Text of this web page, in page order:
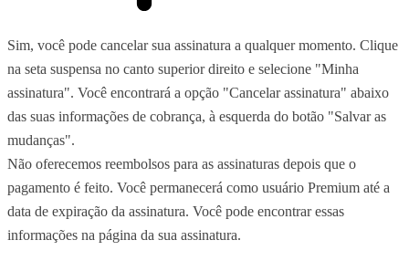
Sim, você pode cancelar sua assinatura a qualquer momento. Clique
na seta suspensa no canto superior direito e selecione "Minha
assinatura". Você encontrará a opção "Cancelar assinatura" abaixo
das suas informações de cobrança, à esquerda do botão "Salvar as
mudanças".
Não oferecemos reembolsos para as assinaturas depois que o
pagamento é feito. Você permanecerá como usuário Premium até a
data de expiração da assinatura. Você pode encontrar essas
informações na página da sua assinatura.